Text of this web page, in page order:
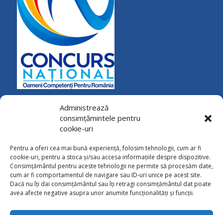
Administrează
consimțămintele pentru
cookie-uri
Pentru a oferi cea mai bună experiență, folosim tehnologii, cum ar fi
cookie-uri, pentru a stoca și/sau accesa informațiile despre dispozitive.
Consimțământul pentru aceste tehnologii ne permite să procesăm date,
cum ar fi comportamentul de navigare sau ID-uri unice pe acest site.
Dacă nu îți dai consimțământul sau îți retragi consimțământul dat poate
avea afecte negative asupra unor anumite funcționalități și funcții.
Calea Naţională 85, Botoşani